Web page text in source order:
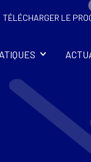
TÉLÉCHARGER LE